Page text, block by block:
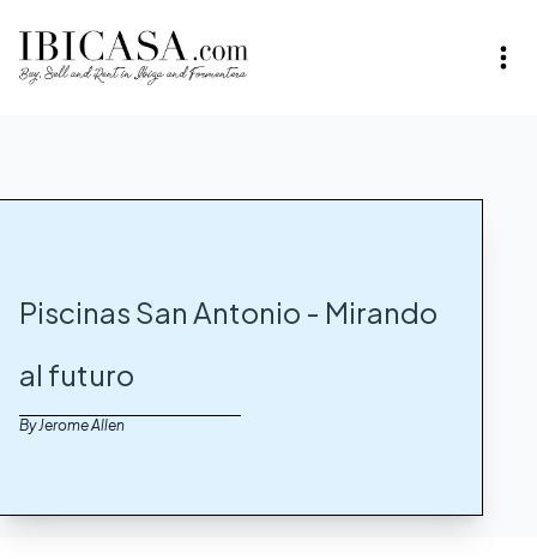
Piscinas San Antonio - Mirando
al futuro
By Jerome Allen